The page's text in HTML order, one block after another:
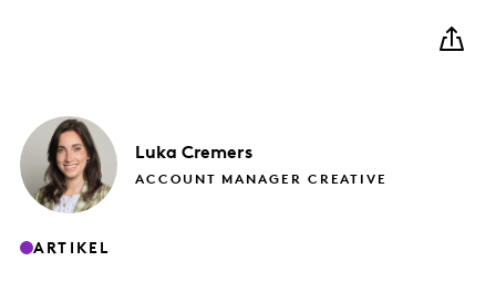
Luka Cremers
ACCOUNT MANAGER CREATIVE
ARTIKEL